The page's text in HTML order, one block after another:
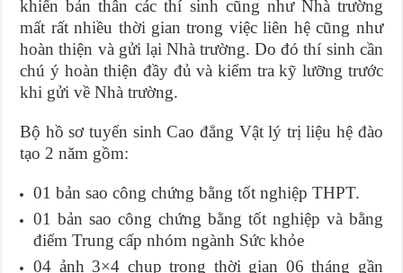
khiến bản thân các thí sinh cũng như Nhà trường
mất rất nhiều thời gian trong việc liên hệ cũng như
hoàn thiện và gửi lại Nhà trường. Do đó thí sinh cần
chú ý hoàn thiện đầy đủ và kiểm tra kỹ lưỡng trước
khi gửi về Nhà trường.
Bộ hồ sơ tuyển sinh Cao đẳng Vật lý trị liệu hệ đào
tạo 2 năm gồm:
01 bản sao công chứng bằng tốt nghiệp THPT.
01 bản sao công chứng bằng tốt nghiệp và bằng
điểm Trung cấp nhóm ngành Sức khỏe
04 ảnh 3×4 chụp trong thời gian 06 tháng gần